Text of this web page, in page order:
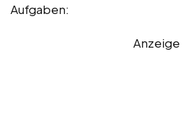
Aufgaben:
Anzeige